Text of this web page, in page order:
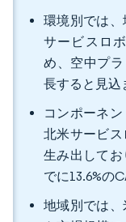
環境別では、
サービスロ
め、空中プラ
長すると見込
コンポーネ
北米サービス
生み出してお
でに13.6%の
地域別では、